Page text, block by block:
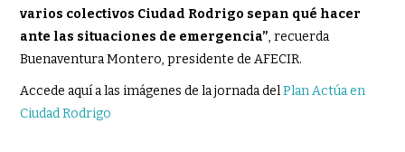
varios colectivos Ciudad Rodrigo sepan qué hacer
ante las situaciones de emergencia”, recuerda
Buenaventura Montero, presidente de AFECIR.
Accede aquí a las imágenes de la jornada delPlan Actúa en
Ciudad Rodrigo